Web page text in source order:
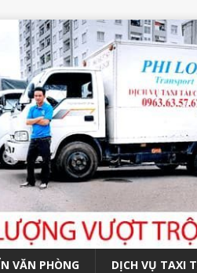
VĂN PHÒNG DỊCH VỤ TAXI